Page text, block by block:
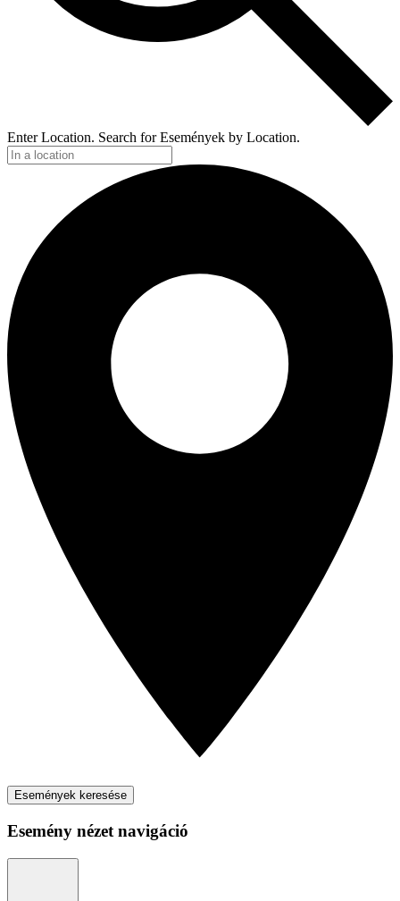
Enter Location. Search for Események by Location.
Események keresése
Esemény nézet navigáció